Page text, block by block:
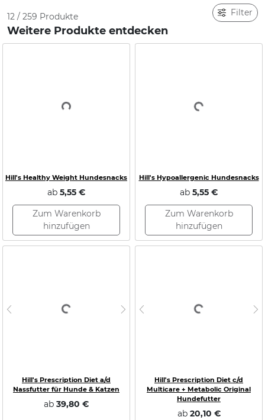
12 / 259 Produkte Filter
Weitere Produkte entdecken
Loading...
Hill's Healthy Weight Hundesnacks
ab 5,55 €
Zum Warenkorb
hinzufügen
Loading...
Hill's Hypoallergenic Hundesnacks
ab 5,55 €
Zum Warenkorb
hinzufügen
Loading...
Previous Next
Hill's Prescription Diet a/d
Nassfutter für Hunde & Katzen
ab 39,80 €
Loading...
Previous
Hill's Prescription Diet c/d
Multicare + Metabolic Original
Hundefutter
ab 20,10 €